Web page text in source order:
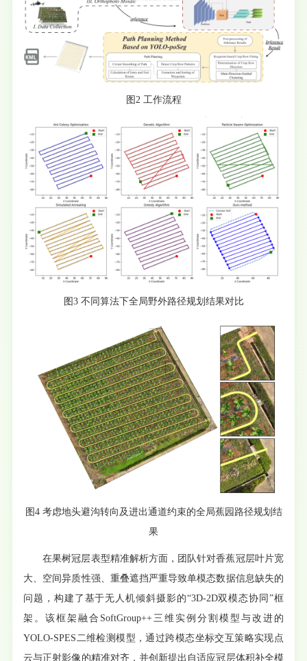
图2 工作流程
图3 不同算法下全局野外路径规划结果对比
图4 考虑地头避沟转向及进出通道约束的全局蕉园路径规划结
果
在果树冠层表型精准解析方面，团队针对香蕉冠层叶片宽
大、空间异质性强、重叠遮挡严重导致单模态数据信息缺失的
问题，构建了基于无人机倾斜摄影的“3D-2D双模态协同”框
架。该框架融合SoftGroup++三维实例分割模型与改进的
YOLO-SPES二维检测模型，通过跨模态坐标交互策略实现点
云与正射影像的精准对齐，并创新提出自适应冠层体积补全模